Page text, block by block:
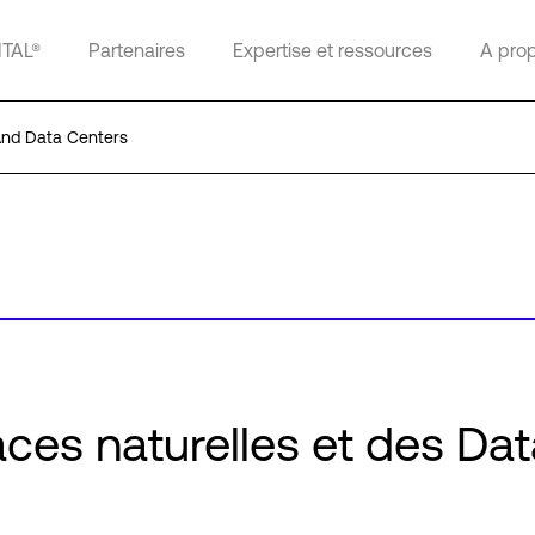
Partenaires Expertise et ressources A
Data Centers
naturelles et des